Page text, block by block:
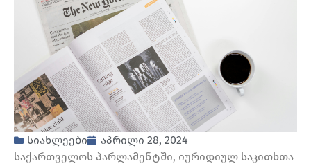
სიახლეები
აპრილი 28, 2024
საქართველოს პარლამენტში, იურიდიულ საკითხთა